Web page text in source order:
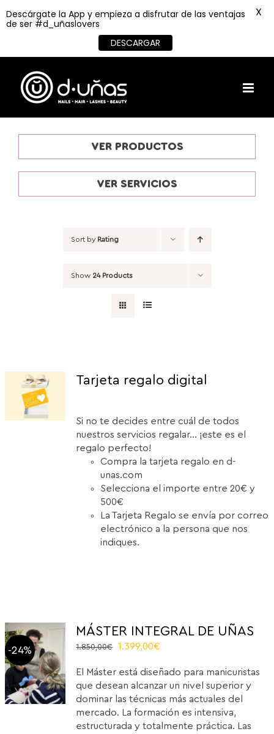
content
VER PRODUCTOS
VER SERVICIOS
Sort by Rating
Show 24 Products
Tarjeta regalo digital
Si no te decides entre cuál de todos
nuestros servicios regalar... ¡este es el
regalo perfecto!
Compra la tarjeta regalo en d-
unas.com
Selecciona el importe entre 20€ y
500€
La Tarjeta Regalo se envía por correo
electrónico a la persona que nos
indiques.
-24%
MÁSTER INTEGRAL DE UÑAS
1.850,00€
Original
was:
1.850,00€.
1.399,00€
is:
1.399,00€.
El Máster está diseñado para manicuristas
que desean alcanzar un nivel superior y
dominar las técnicas más actuales del
mercado. La formación es intensiva,
estructurada y totalmente práctica. Las
Descárgate la App y empieza a disfrutar de las ventajas
de ser #d_uñaslovers
DESCARGAR
X